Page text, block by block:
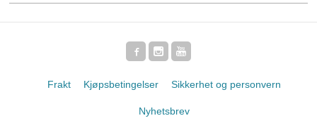
Frakt Kjøpsbetingelser Sikkerhet og personvern
Nyhetsbrev